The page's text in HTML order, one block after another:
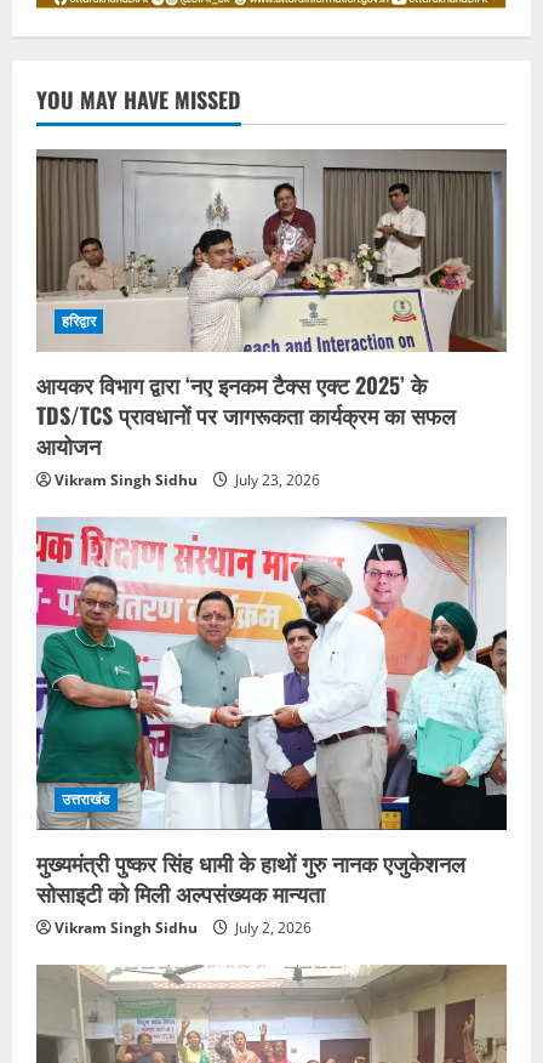
YOU MAY HAVE MISSED
हरिद्वार
आयकर विभाग द्वारा ‘नए इनकम टैक्स एक्ट 2025’ के
TDS/TCS प्रावधानों पर जागरूकता कार्यक्रम का सफल
आयोजन
Vikram Singh Sidhu July 23, 2026
उत्तराखंड
मुख्यमंत्री पुष्कर सिंह धामी के हाथों गुरु नानक एजुकेशनल
सोसाइटी को मिली अल्पसंख्यक मान्यता
Vikram Singh Sidhu July 2, 2026